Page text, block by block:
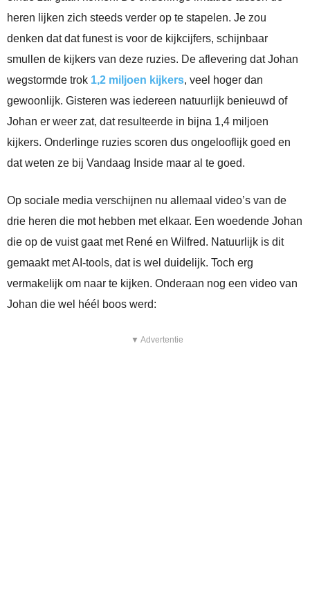
heren lijken zich steeds verder op te stapelen. Je zou
denken dat dat funest is voor de kijkcijfers, schijnbaar
smullen de kijkers van deze ruzies. De aflevering dat Johan
wegstormde trok 1,2 miljoen kijkers, veel hoger dan
gewoonlijk. Gisteren was iedereen natuurlijk benieuwd of
Johan er weer zat, dat resulteerde in bijna 1,4 miljoen
kijkers. Onderlinge ruzies scoren dus ongelooflijk goed en
dat weten ze bij Vandaag Inside maar al te goed.
Op sociale media verschijnen nu allemaal video’s van de
drie heren die mot hebben met elkaar. Een woedende Johan
die op de vuist gaat met René en Wilfred. Natuurlijk is dit
gemaakt met AI-tools, dat is wel duidelijk. Toch erg
vermakelijk om naar te kijken. Onderaan nog een video van
Johan die wel héél boos werd:
▼ Advertentie